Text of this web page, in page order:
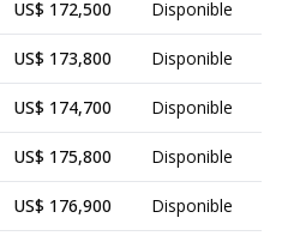
US$ 172,500 Disponible
US$ 173,800 Disponible
US$ 174,700 Disponible
US$ 175,800 Disponible
US$ 176,900 Disponible